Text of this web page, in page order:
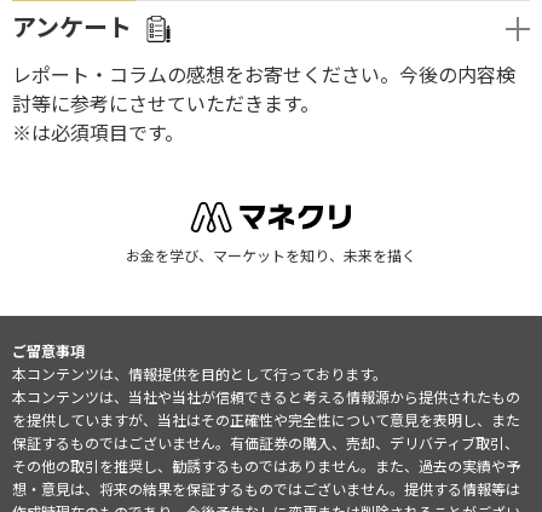
アンケート
レポート・コラムの感想をお寄せください。今後の内容検
討等に参考にさせていただきます。
※は必須項目です。
お金を学び、マーケットを知り、未来を描く
ご留意事項
本コンテンツは、情報提供を目的として行っております。
本コンテンツは、当社や当社が信頼できると考える情報源から提供されたもの
を提供していますが、当社はその正確性や完全性について意見を表明し、また
保証するものではございません。有価証券の購入、売却、デリバティブ取引、
その他の取引を推奨し、勧誘するものではありません。また、過去の実績や予
想・意見は、将来の結果を保証するものではございません。提供する情報等は